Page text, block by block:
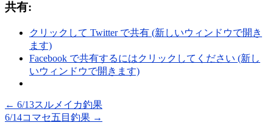
共有:
クリックして Twitter で共有 (新しいウィンドウで開き
ます)
Facebook で共有するにはクリックしてください (新し
いウィンドウで開きます)
← 6/13スルメイカ釣果
6/14コマセ五目釣果 →